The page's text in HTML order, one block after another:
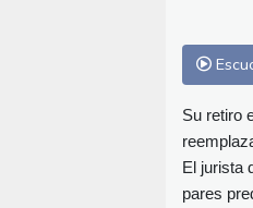
Su retiro
El jurista
pares